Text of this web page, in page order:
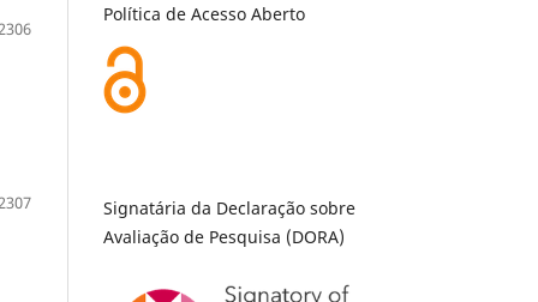
Política de Acesso Aberto
Signatária da Declaração sobre
Avaliação de Pesquisa (DORA)